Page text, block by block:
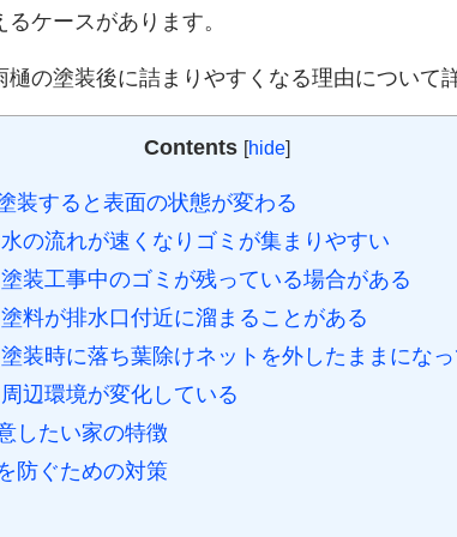
ケースがあります。
樋の塗装後に詰まりやすくなる理由について
Contents [hide]
装すると表面の状態が変わる
の流れが速くなりゴミが集まりやすい
装工事中のゴミが残っている場合がある
料が排水口付近に溜まることがある
装時に落ち葉除けネットを外したままになっ
辺環境が変化している
したい家の特徴
防ぐための対策